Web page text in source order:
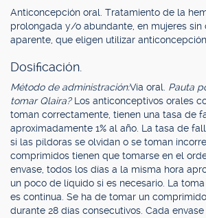
Anticoncepción oral. Tratamiento de la
prolongada y/o abundante, en mujeres sin
aparente, que eligen utilizar anticoncepción
Dosificación.
Método de administración:Vía oral. Pauta
tomar Qlaira? Los anticonceptivos orales
toman correctamente, tienen una tasa de
aproximadamente 1% al año. La tasa de
si las píldoras se olvidan o se toman
comprimidos tienen que tomarse en el
envase, todos los días a la misma hora
un poco de líquido si es necesario. La
es continua. Se ha de tomar un
durante 28 días consecutivos. Cada